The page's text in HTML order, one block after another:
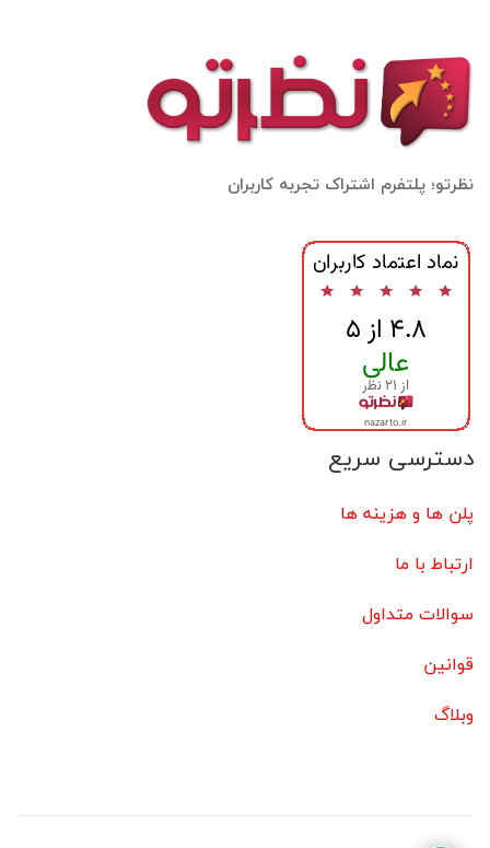
نظرتو؛ پلتفرم اشتراک تجربه کاربران
دسترسی سریع
پلن ها و هزینه ها
ارتباط با ما
سوالات متداول
قوانین
وبلاگ